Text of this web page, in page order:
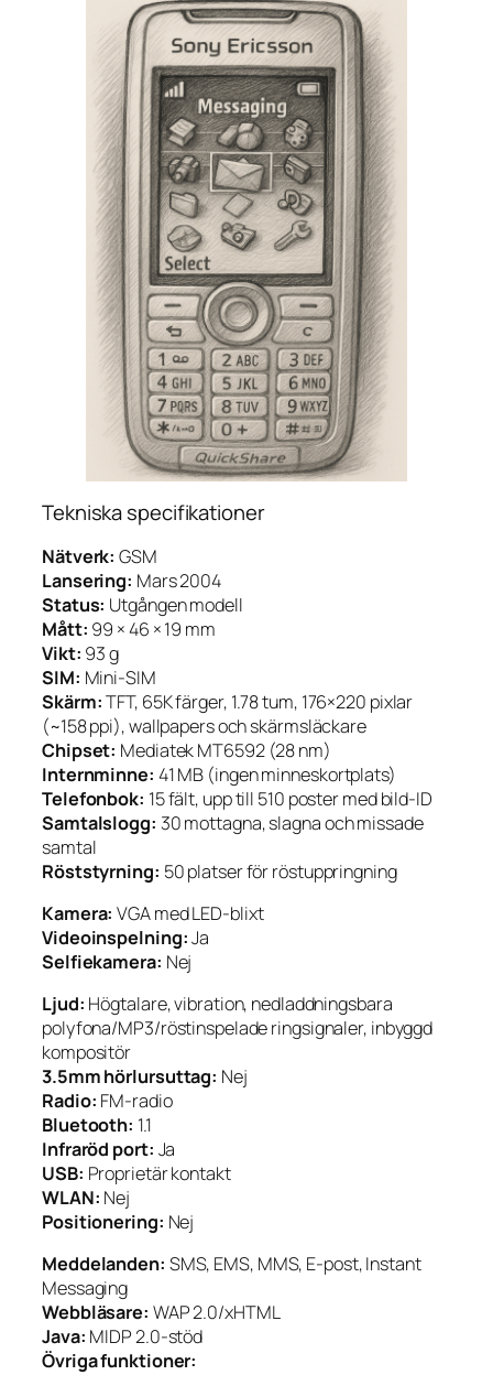
Tekniska specifikationer
Nätverk: GSM
Lansering: Mars 2004
Status: Utgången modell
Mått: 99 × 46 × 19 mm
Vikt: 93 g
SIM: Mini-SIM
Skärm:TFT, 65K färger, 1.78 tum, 176×220 pixlar
(~158 ppi), wallpapers och skärmsläckare
Chipset: Mediatek MT6592 (28 nm)
Internminne: 41 MB (ingen minneskortplats)
Telefonbok: 15 fält, upp till 510 poster med bild-ID
Samtalslogg: 30 mottagna, slagna och missade
samtal
Röststyrning: 50 platser för röstuppringning
Kamera: VGA med LED-blixt
Videoinspelning:Ja
Selfiekamera: Nej
Ljud: Högtalare, vibration, nedladdningsbara
polyfona/MP3/röstinspelade ringsignaler, inbyggd
kompositör
3.5mm hörlursuttag: Nej
Radio: FM-radio
Bluetooth: 1.1
Infraröd port: Ja
USB: Proprietär kontakt
WLAN: Nej
Positionering: Nej
Meddelanden: SMS, EMS, MMS, E-post, Instant
Messaging
Webbläsare: WAP 2.0/xHTML
Java: MIDP 2.0-stöd
Övriga funktioner: